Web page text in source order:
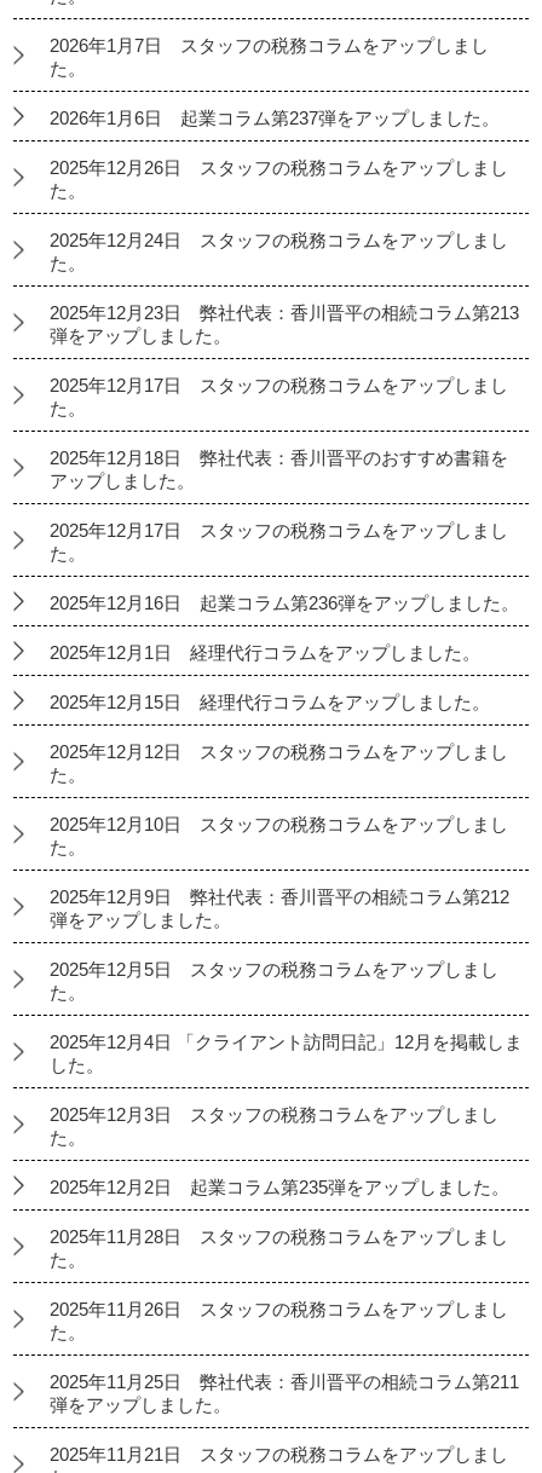
2026年1月7日 スタッフの税務コラムをアップしまし
た。
2026年1月6日 起業コラム第237弾をアップしました。
2025年12月26日 スタッフの税務コラムをアップしまし
た。
2025年12月24日 スタッフの税務コラムをアップしまし
た。
2025年12月23日 弊社代表：香川晋平の相続コラム第213
弾をアップしました。
2025年12月17日 スタッフの税務コラムをアップしまし
た。
2025年12月18日 弊社代表：香川晋平のおすすめ書籍を
アップしました。
2025年12月17日 スタッフの税務コラムをアップしまし
た。
2025年12月16日 起業コラム第236弾をアップしました。
2025年12月1日 経理代行コラムをアップしました。
2025年12月15日 経理代行コラムをアップしました。
2025年12月12日 スタッフの税務コラムをアップしまし
た。
2025年12月10日 スタッフの税務コラムをアップしまし
た。
2025年12月9日 弊社代表：香川晋平の相続コラム第212
弾をアップしました。
2025年12月5日 スタッフの税務コラムをアップしまし
た。
2025年12月4日 「クライアント訪問日記」12月を掲載しま
した。
2025年12月3日 スタッフの税務コラムをアップしまし
た。
2025年12月2日 起業コラム第235弾をアップしました。
2025年11月28日 スタッフの税務コラムをアップしまし
た。
2025年11月26日 スタッフの税務コラムをアップしまし
た。
2025年11月25日 弊社代表：香川晋平の相続コラム第211
弾をアップしました。
2025年11月21日 スタッフの税務コラムをアップしまし